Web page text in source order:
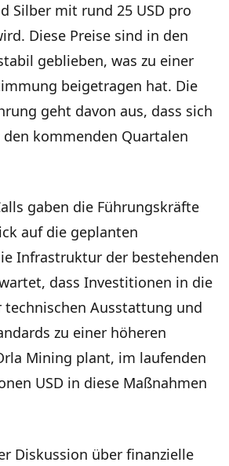
Silber mit rund 25 USD pro
Diese Preise sind in den
geblieben, was zu einer
beigetragen hat. Die
geht davon aus, dass sich
kommenden Quartalen
gaben die Führungskräfte
auf die geplanten
Infrastruktur der bestehenden
dass Investitionen in die
technischen Ausstattung und
zu einer höheren
Mining plant, im laufenden
USD in diese Maßnahmen
Diskussion über finanzielle